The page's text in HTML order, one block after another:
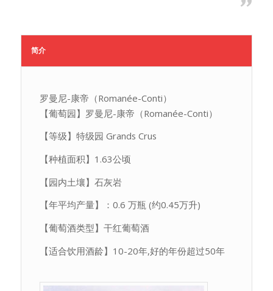
简介
罗曼尼-康帝（Romanée-Conti）
【葡萄园】罗曼尼-康帝（Romanée-Conti）
【等级】特级园 Grands Crus
【种植面积】1.63公顷
【园内土壤】石灰岩
【年平均产量】：0.6 万瓶 (约0.45万升)
【葡萄酒类型】干红葡萄酒
【适合饮用酒龄】10-20年,好的年份超过50年